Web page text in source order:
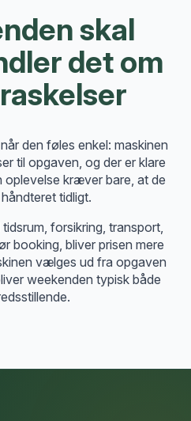
skal
det om
den føles enkel: maskinen
til opgaven, og der er klare
oplevelse kræver bare, at de
tidligt.
forsikring, transport,
booking, bliver prisen mere
vælges ud fra opgaven
weekenden typisk både